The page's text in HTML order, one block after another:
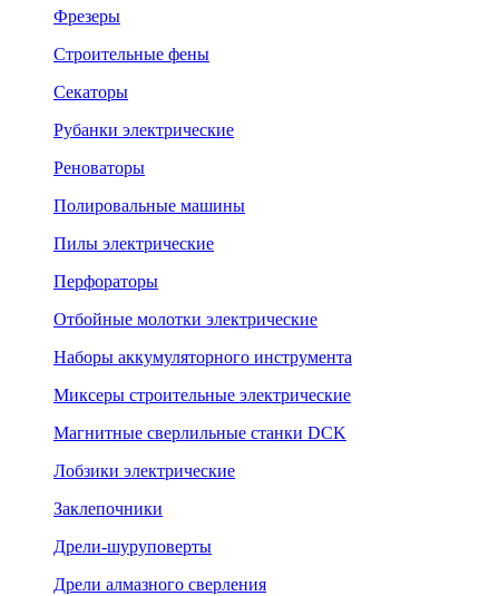
Фрезеры
Строительные фены
Секаторы
Рубанки электрические
Реноваторы
Полировальные машины
Пилы электрические
Перфораторы
Отбойные молотки электрические
Наборы аккумуляторного инструмента
Миксеры строительные электрические
Магнитные сверлильные станки DCK
Лобзики электрические
Заклепочники
Дрели-шуруповерты
Дрели алмазного сверления